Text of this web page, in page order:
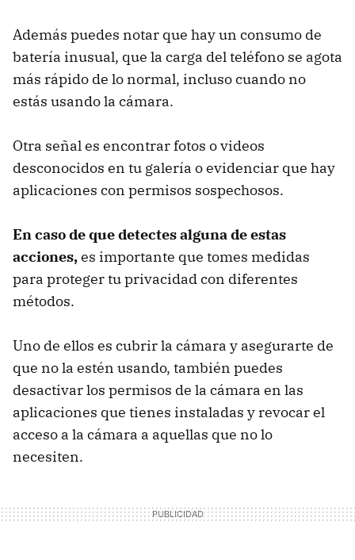
Además puedes notar que hay un consumo de
batería inusual, que la carga del teléfono se agota
más rápido de lo normal, incluso cuando no
estás usando la cámara.
Otra señal es encontrar fotos o videos
desconocidos en tu galería o evidenciar que hay
aplicaciones con permisos sospechosos.
En caso de que detectes alguna de estas
acciones,es importante que tomes medidas
para proteger tu privacidad con diferentes
métodos.
Uno de ellos es cubrir la cámara y asegurarte de
que no la estén usando, también puedes
desactivar los permisos de la cámara en las
aplicaciones que tienes instaladas y revocar el
acceso a la cámara a aquellas que no lo
necesiten.